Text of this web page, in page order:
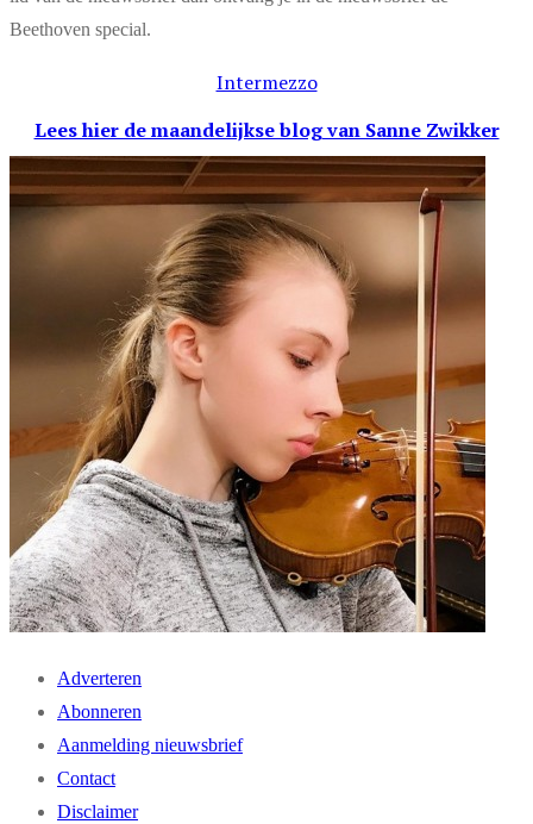
Beethoven special.
Intermezzo
Lees hier de maandelijkse blogvan Sanne Zwikker
Adverteren
Abonneren
Aanmelding nieuwsbrief
Contact
Disclaimer